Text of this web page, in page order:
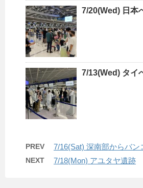
7/20(Wed) 日本
7/13(Wed) タイ
PREV 7/16(Sat) 深南部からバン
NEXT 7/18(Mon) アユタヤ遺跡